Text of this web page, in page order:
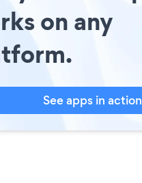
on any
See apps in action